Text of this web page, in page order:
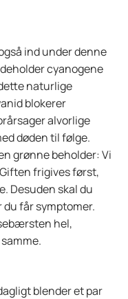
ind under denne
cyanogene
naturlige
blokerer
alvorlige
døden til følge.
grønne beholder: Vi
frigives først,
Desuden skal du
får symptomer.
hel,
blender et par